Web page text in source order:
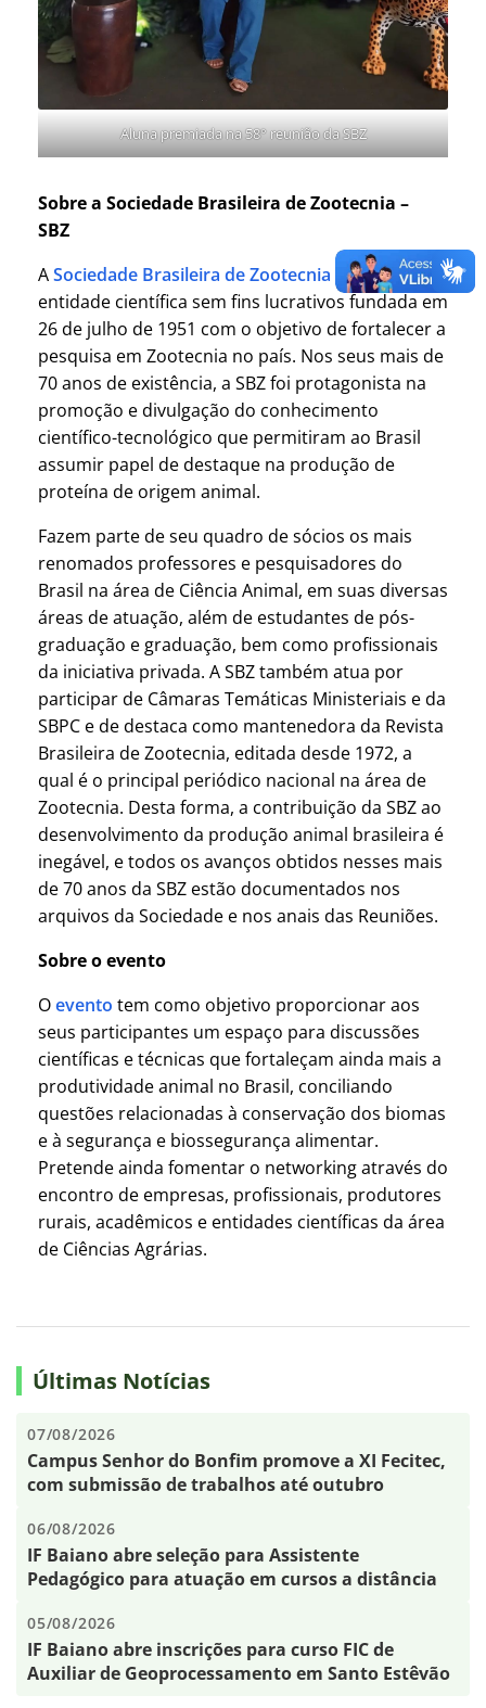
Aluna premiada na 58° reunião da SBZ
Sobre a Sociedade Brasileira de Zootecnia –
SBZ
ASociedade Brasileira de Zootecnia (SBZ)é uma
entidade científica sem fins lucrativos fundada em
26 de julho de 1951 com o objetivo de fortalecer a
pesquisa em Zootecnia no país. Nos seus mais de
70 anos de existência, a SBZ foi protagonista na
promoção e divulgação do conhecimento
científico-tecnológico que permitiram ao Brasil
assumir papel de destaque na produção de
proteína de origem animal.
Fazem parte de seu quadro de sócios os mais
renomados professores e pesquisadores do
Brasil na área de Ciência Animal, em suas diversas
áreas de atuação, além de estudantes de pós-
graduação e graduação, bem como profissionais
da iniciativa privada. A SBZ também atua por
participar de Câmaras Temáticas Ministeriais e da
SBPC e de destaca como mantenedora da Revista
Brasileira de Zootecnia, editada desde 1972, a
qual é o principal periódico nacional na área de
Zootecnia. Desta forma, a contribuição da SBZ ao
desenvolvimento da produção animal brasileira é
inegável, e todos os avanços obtidos nesses mais
de 70 anos da SBZ estão documentados nos
arquivos da Sociedade e nos anais das Reuniões.
Sobre o evento
Oevento tem como objetivo proporcionar aos
seus participantes um espaço para discussões
científicas e técnicas que fortaleçam ainda mais a
produtividade animal no Brasil, conciliando
questões relacionadas à conservação dos biomas
e à segurança e biossegurança alimentar.
Pretende ainda fomentar o networking através do
encontro de empresas, profissionais, produtores
rurais, acadêmicos e entidades científicas da área
de Ciências Agrárias.
Últimas Notícias
07/08/2026
Campus Senhor do Bonfim promove a XI Fecitec,
com submissão de trabalhos até outubro
06/08/2026
IF Baiano abre seleção para Assistente
Pedagógico para atuação em cursos a distância
05/08/2026
IF Baiano abre inscrições para curso FIC de
Auxiliar de Geoprocessamento em Santo Estêvão